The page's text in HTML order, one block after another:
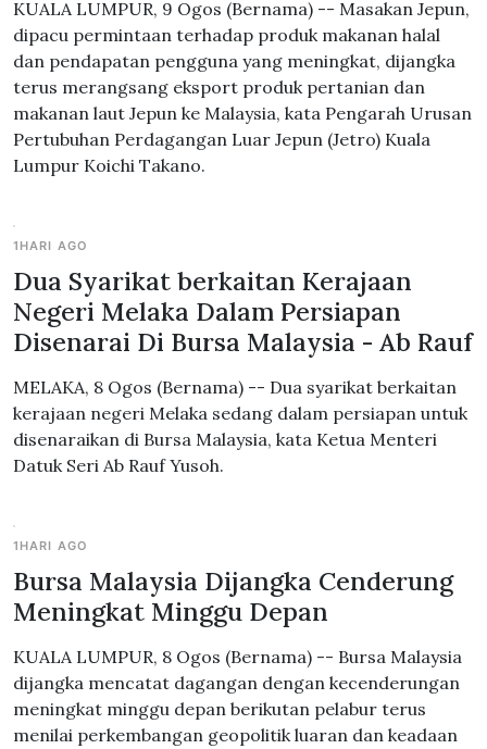
KUALA LUMPUR, 9 Ogos (Bernama) -- Masakan Jepun,
dipacu permintaan terhadap produk makanan halal
dan pendapatan pengguna yang meningkat, dijangka
terus merangsang eksport produk pertanian dan
makanan laut Jepun ke Malaysia, kata Pengarah Urusan
Pertubuhan Perdagangan Luar Jepun (Jetro) Kuala
Lumpur Koichi Takano.
1HARI AGO
Dua Syarikat berkaitan Kerajaan
Negeri Melaka Dalam Persiapan
Disenarai Di Bursa Malaysia - Ab Rauf
MELAKA, 8 Ogos (Bernama) -- Dua syarikat berkaitan
kerajaan negeri Melaka sedang dalam persiapan untuk
disenaraikan di Bursa Malaysia, kata Ketua Menteri
Datuk Seri Ab Rauf Yusoh.
1HARI AGO
Bursa Malaysia Dijangka Cenderung
Meningkat Minggu Depan
KUALA LUMPUR, 8 Ogos (Bernama) -- Bursa Malaysia
dijangka mencatat dagangan dengan kecenderungan
meningkat minggu depan berikutan pelabur terus
menilai perkembangan geopolitik luaran dan keadaan